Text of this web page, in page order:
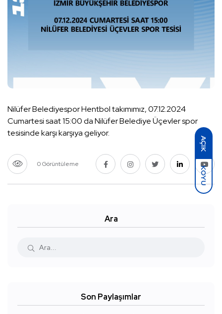
AÇIK
KOYU
Nilüfer Belediyespor Hentbol takımımız, 07.12.2024
Cumartesi saat 15:00 da Nilüfer Belediye Üçevler spor
tesisinde karşı karşıya geliyor.
0 Görüntüleme
Ara
Son Paylaşımlar